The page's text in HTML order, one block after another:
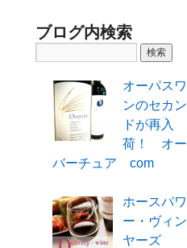
ブログ内検索
オーパスワ
ンのセカン
ドが再入
荷！ オー
バーチュア com
ホースパワ
ー・ヴィン
ヤーズ